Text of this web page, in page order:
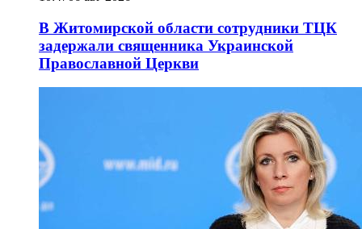
В Житомирской области сотрудники ТЦК
задержали священника Украинской
Православной Церкви